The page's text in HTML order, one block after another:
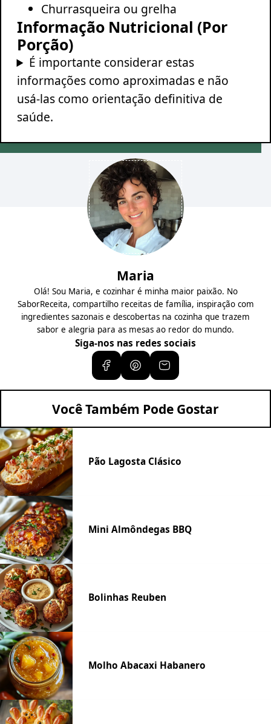
Churrasqueira ou grelha
Informação Nutricional (Por
Porção)
É importante considerar estas
informações como aproximadas e não
usá-las como orientação definitiva de
saúde.
Maria
Olá! Sou Maria, e cozinhar é minha maior paixão. No
SaborReceita, compartilho receitas de família, inspiração com
ingredientes sazonais e descobertas na cozinha que trazem
sabor e alegria para as mesas ao redor do mundo.
Siga-nos nas redes sociais
Você Também Pode Gostar
Pão Lagosta Clásico
Mini Almôndegas BBQ
Bolinhas Reuben
Molho Abacaxi Habanero